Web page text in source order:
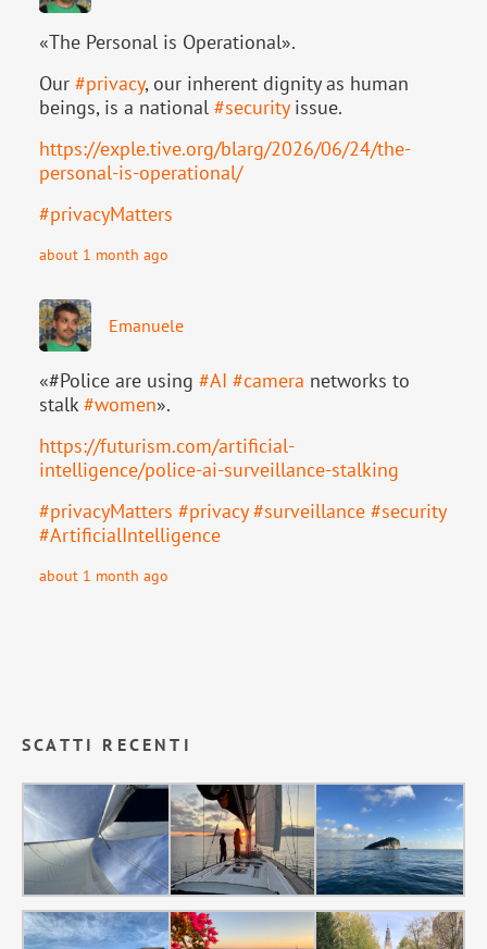
«The Personal is Operational».
Our #privacy, our inherent dignity as human
beings, is a national #securityissue.
https://exple.tive.org/blarg/2026/06/24/the-
personal-is-operational/
#privacyMatters
about 1 month ago
Emanuele
«#Police are using #AI #camera networks to
stalk#women».
https://futurism.com/artificial-
intelligence/police-ai-surveillance-stalking
#privacyMatters #privacy #surveillance #security
#ArtificialIntelligence
about 1 month ago
SCATTI RECENTI